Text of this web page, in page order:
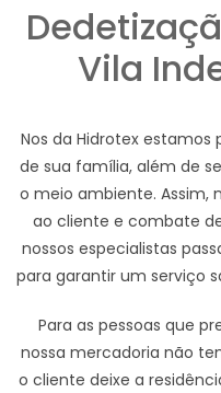
Vila
Nos da Hidrotex
de sua família, além de
o meio ambiente. Assim,
ao cliente e combate
nossos especialistas
para garantir um serviço
Para as pessoas que
nossa mercadoria não
o cliente deixe a